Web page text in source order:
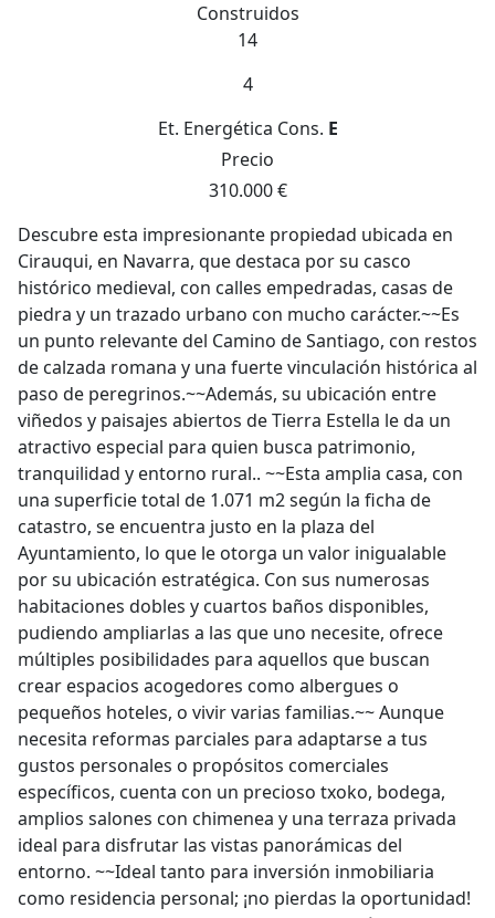
Construidos
14
4
Et. Energética Cons. E
Precio
310.000 €
Descubre esta impresionante propiedad ubicada en
Cirauqui, en Navarra, que destaca por su casco
histórico medieval, con calles empedradas, casas de
piedra y un trazado urbano con mucho carácter.~~Es
un punto relevante del Camino de Santiago, con restos
de calzada romana y una fuerte vinculación histórica al
paso de peregrinos.~~Además, su ubicación entre
viñedos y paisajes abiertos de Tierra Estella le da un
atractivo especial para quien busca patrimonio,
tranquilidad y entorno rural.. ~~Esta amplia casa, con
una superficie total de 1.071 m2 según la ficha de
catastro, se encuentra justo en la plaza del
Ayuntamiento, lo que le otorga un valor inigualable
por su ubicación estratégica. Con sus numerosas
habitaciones dobles y cuartos baños disponibles,
pudiendo ampliarlas a las que uno necesite, ofrece
múltiples posibilidades para aquellos que buscan
crear espacios acogedores como albergues o
pequeños hoteles, o vivir varias familias.~~ Aunque
necesita reformas parciales para adaptarse a tus
gustos personales o propósitos comerciales
específicos, cuenta con un precioso txoko, bodega,
amplios salones con chimenea y una terraza privada
ideal para disfrutar las vistas panorámicas del
entorno. ~~Ideal tanto para inversión inmobiliaria
como residencia personal; ¡no pierdas la oportunidad!